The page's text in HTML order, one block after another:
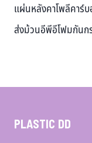
แผ่นหลังคาโพลีคาร์
ส่งม้วนอีพีอีโฟมกันก
PLASTIC DD